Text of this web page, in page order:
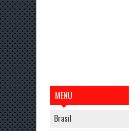
MENU
Brasil